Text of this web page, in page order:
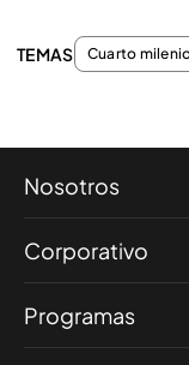
TEMAS Cuarto
Nosotros
Corporativo
Programas